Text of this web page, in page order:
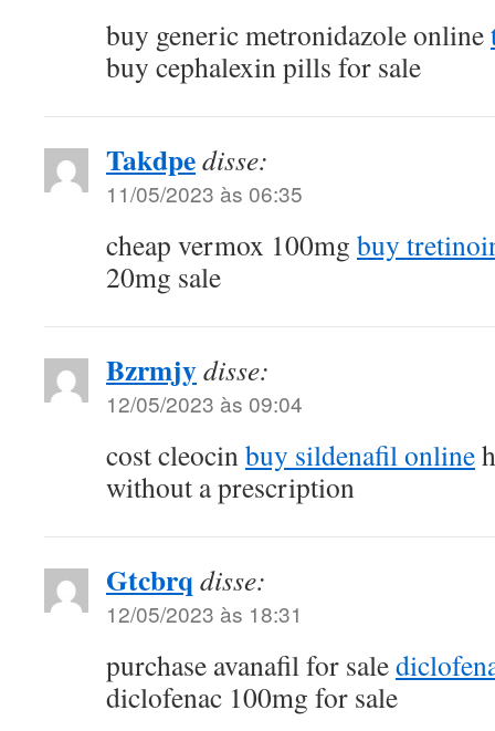
buy generic metronidazole online
buy cephalexin pills for sale
Takdpedisse:
11/05/2023 às 06:35
cheap vermox 100mg buy
20mg sale
Bzrmjydisse:
12/05/2023 às 09:04
cost cleocinbuy sildenafil online
without a prescription
Gtcbrq disse:
12/05/2023 às 18:31
purchase avanafil for sale
diclofenac 100mg for sale